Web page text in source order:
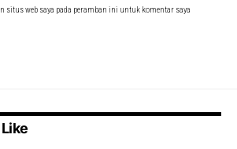
situs web saya pada peramban ini untuk komentar saya